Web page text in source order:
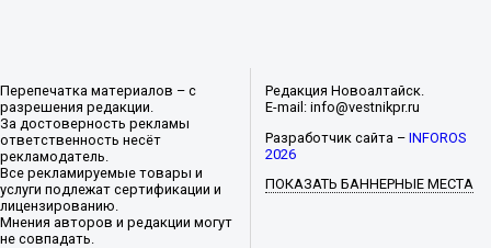
Перепечатка материалов – с
разрешения редакции.
За достоверность рекламы
ответственность несёт
рекламодатель.
Все рекламируемые товары и
услуги подлежат сертификации и
лицензированию.
Мнения авторов и редакции могут
не совпадать.
Редакция Новоалтайск.
E-mail: info@vestnikpr.ru
Разработчик сайта –INFOROS
2026
ПОКАЗАТЬ БАННЕРНЫЕ МЕСТА